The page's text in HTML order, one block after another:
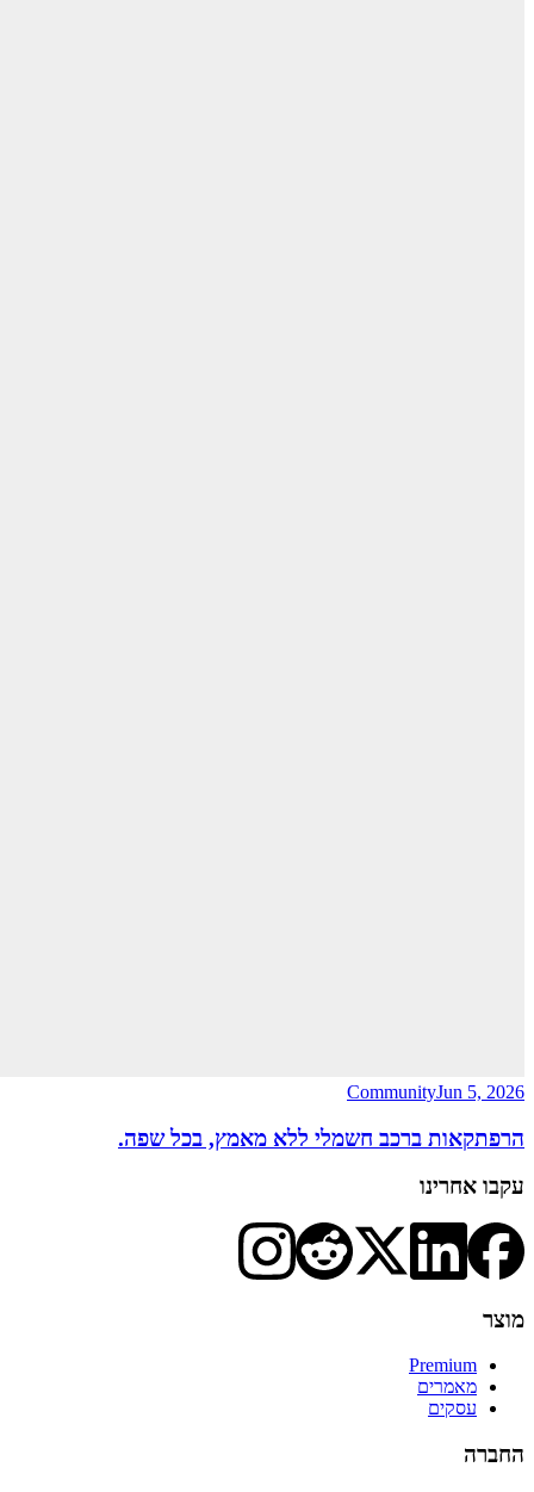
CommunityJun 5, 2026
הרפתקאות ברכב חשמלי ללא מאמץ, בכל שפה.
עקבו אחרינו
מוצר
Premium
מאמרים
עסקים
החברה